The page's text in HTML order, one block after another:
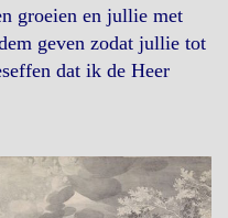
groeien en jullie met
geven zodat jullie tot
dat ik de Heer